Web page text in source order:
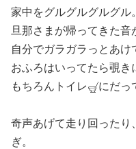
家中をグルグルグルグル。
旦那さまが帰ってきた
自分でガラガラっとあけ
おふろはいってたら覗き
もちろんトイレ
にだっ
奇声あげて走り回ったり
ぎ。